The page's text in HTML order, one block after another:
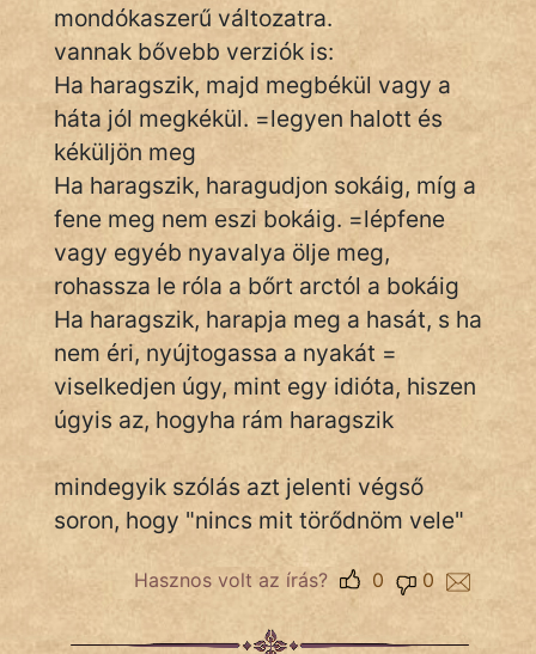
KÖZMONDÁS
PSZICHO
ZENE
FILM
ÉLETMÓD
MAGYARSÁG
TÖRTÉNELEM
Népszerű szerzőink:
cinege
mondókaszerű változatra.
vannak bővebb verziók is:
Ha haragszik, majd megbékül vagy a
háta jól megkékül. =legyen halott és
kéküljön meg
Ha haragszik, haragudjon sokáig, míg a
fene meg nem eszi bokáig. =lépfene
vagy egyéb nyavalya ölje meg,
rohassza le róla a bőrt arctól a bokáig
Ha haragszik, harapja meg a hasát, s ha
nem éri, nyújtogassa a nyakát =
viselkedjen úgy, mint egy idióta, hiszen
úgyis az, hogyha rám haragszik
mindegyik szólás azt jelenti végső
soron, hogy "nincs mit törődnöm vele"
Hasznos volt az írás? 0
0